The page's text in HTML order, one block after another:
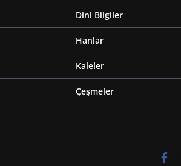
Dini Bilgiler
Hanlar
Kaleler
Çeşmeler